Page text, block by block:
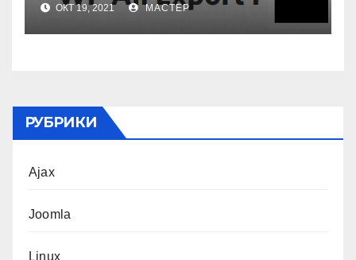
ОКТ 19, 2021 МАСТЕР
РУБРИКИ
Ajax
Joomla
Linux